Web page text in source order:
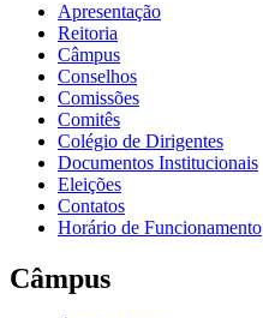
Apresentação
Reitoria
Câmpus
Conselhos
Comissões
Comitês
Colégio de Dirigentes
Documentos Institucionais
Eleições
Contatos
Horário de Funcionamento
Câmpus